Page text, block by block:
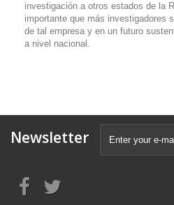
investigación a otros estados de la
importante que más investigadores
de tal empresa y en un futuro
a nivel nacional.
Newsletter